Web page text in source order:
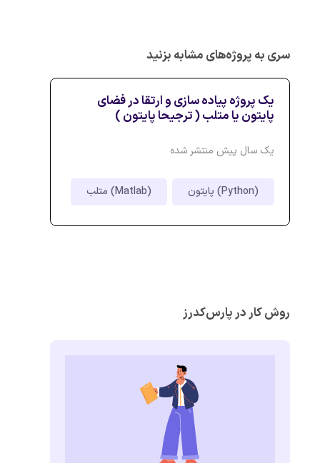
سری به پروژه‌های مشابه بزنید
یک پروژه پیاده سازی و ارتقا در فضای
پایتون یا متلب ( ترجیحا پایتون )
یک سال پیش منتشر شده
پایتون (Python) متلب (Matlab)
روش کار در پارس‌کدرز